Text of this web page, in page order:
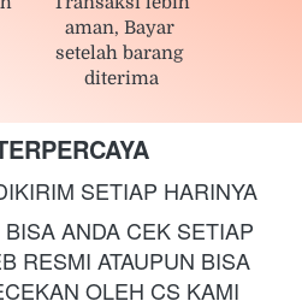
aman, Bayar
setelah barang
diterima
SETIAP HARINYA
ANDA CEK SETIAP
RESMI ATAUPUN BISA
OLEH CS KAMI